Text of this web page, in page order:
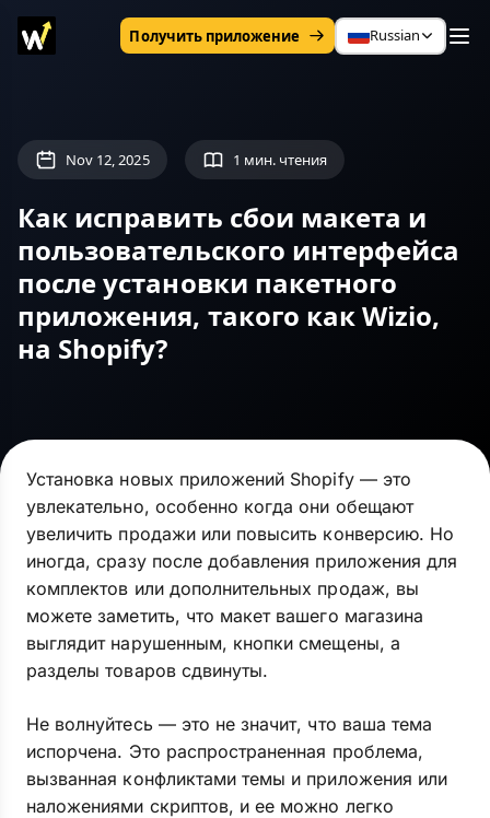
Получить приложение Russian
Nov 12, 2025 1 мин. чтения
Как исправить сбои макета и
пользовательского интерфейса
после установки пакетного
приложения, такого как Wizio,
на Shopify?
Установка новых приложений Shopify — это
увлекательно, особенно когда они обещают
увеличить продажи или повысить конверсию. Но
иногда, сразу после добавления приложения для
комплектов или дополнительных продаж, вы
можете заметить, что макет вашего магазина
выглядит нарушенным, кнопки смещены, а
разделы товаров сдвинуты.
Не волнуйтесь — это не значит, что ваша тема
испорчена. Это распространенная проблема,
вызванная конфликтами темы и приложения или
наложениями скриптов, и ее можно легко